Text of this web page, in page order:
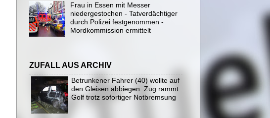
Frau in Essen mit Messer
niedergestochen - Tatverdächtiger
durch Polizei festgenommen -
Mordkommission ermittelt
ZUFALL AUS ARCHIV
Betrunkener Fahrer (40) wollte auf
den Gleisen abbiegen: Zug rammt
Golf trotz sofortiger Notbremsung